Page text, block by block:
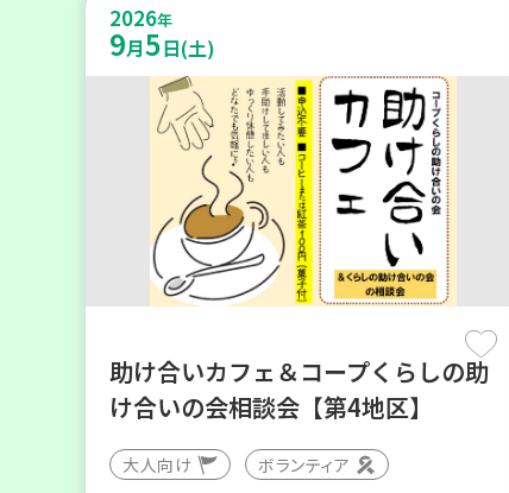
2026年
9月5日(土)
助け合いカフェ＆コープくらしの助
け合いの会相談会【第4地区】
大人向け ボランティア